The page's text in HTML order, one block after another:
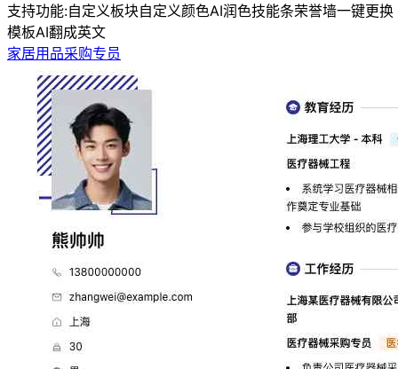
支持功能:自定义板块自定义颜色AI润色技能条荣誉墙一键更换
模板AI翻成英文
家居用品采购专员